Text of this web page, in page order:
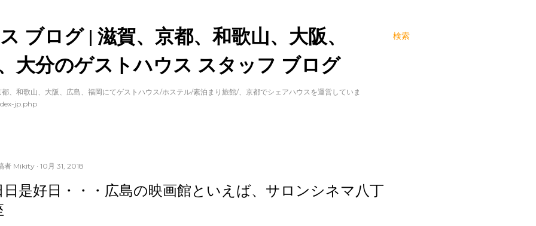
検索
ブログ | 滋賀、京都、和歌山、大阪、
大分のゲストハウス スタッフ ブログ
、和歌山、大阪、広島、福岡にてゲストハウス/ホステル/素泊まり旅館/、京都でシェアハウスを運営していま
jp.php
者 Mikity 10月 31, 2018
日是好日・・・広島の映画館といえば、サロンシネマ八丁